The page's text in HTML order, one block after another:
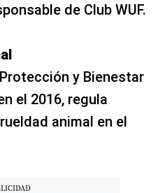
de Club WUF.
y Bienestar
el 2016, regula
animal en el